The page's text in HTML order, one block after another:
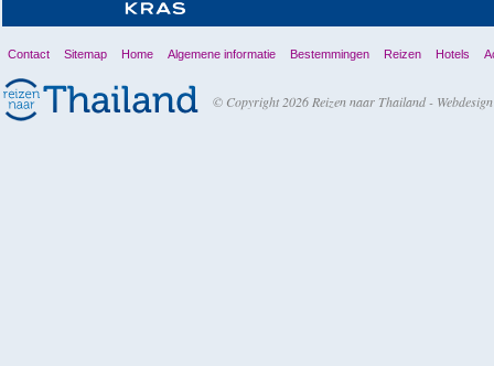
Contact Sitemap Home Algemene informatie Bestemmingen Reizen Hotels
© Copyright 2026 Reizen naar Thailand - Webdesign